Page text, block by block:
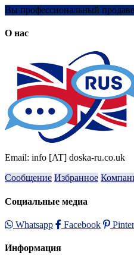
Вы профессиональный
О нас
Email: info [AT] doska-ru.co.uk
Сообщение Избранное
Социальные медиа
Whatsapp Facebook
Информация